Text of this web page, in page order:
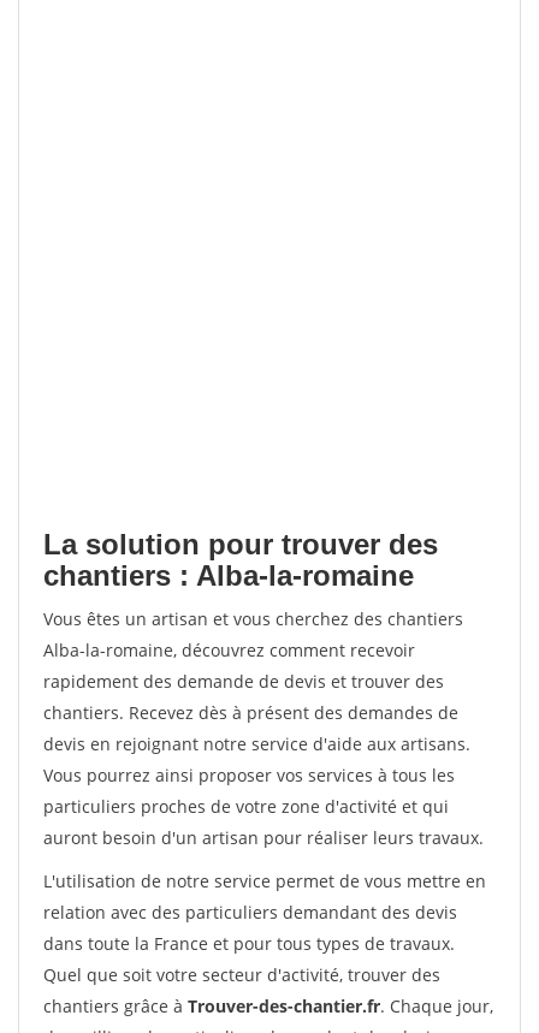
La solution pour trouver des
chantiers : Alba-la-romaine
Vous êtes un artisan et vous cherchez des chantiers
Alba-la-romaine, découvrez comment recevoir
rapidement des demande de devis et trouver des
chantiers. Recevez dès à présent des demandes de
devis en rejoignant notre service d'aide aux artisans.
Vous pourrez ainsi proposer vos services à tous les
particuliers proches de votre zone d'activité et qui
auront besoin d'un artisan pour réaliser leurs travaux.
L'utilisation de notre service permet de vous mettre en
relation avec des particuliers demandant des devis
dans toute la France et pour tous types de travaux.
Quel que soit votre secteur d'activité, trouver des
chantiers grâce à Trouver-des-chantier.fr. Chaque jour,